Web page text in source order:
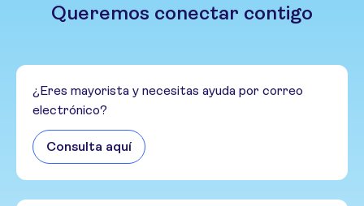
Queremos conectar contigo
¿Eres mayorista y necesitas ayuda por correo
electrónico?
Consulta aquí